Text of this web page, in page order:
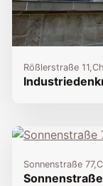
Rößlerstraße 11,
Sonnenstraße 77,